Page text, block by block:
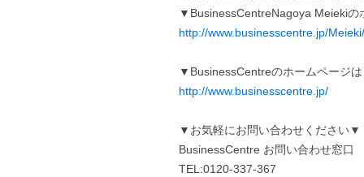
▼BusinessCentreNagoya Meieki
http://www.businesscentre.jp/Meieki/
▼BusinessCentreのホームページ
http://www.businesscentre.jp/
▼お気軽にお問い合わせください▼
BusinessCentre お問い合わせ窓口
TEL:0120-337-367